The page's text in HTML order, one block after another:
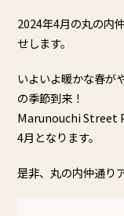
2024年4月の丸の内
せします。
いよいよ暖かな春が
の季節到来！
Marunouchi Street
4月となります。
是非、丸の内仲通り